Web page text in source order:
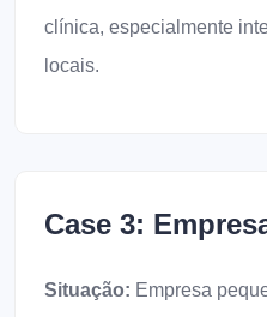
clínica, especialmente
locais.
Case 3:
Situação: Empresa